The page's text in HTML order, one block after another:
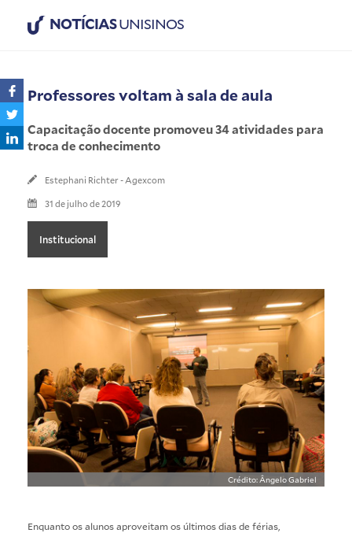
NOTÍCIASUNISINOS
Professores voltam à sala de aula
Capacitação docente promoveu 34 atividades para
troca de conhecimento
Estephani Richter - Agexcom
31 de julho de 2019
Institucional
Crédito: Ângelo Gabriel
Enquanto os alunos aproveitam os últimos dias de férias,